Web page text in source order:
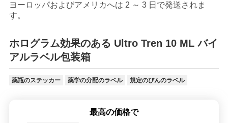
ヨーロッパおよびアメリカへは 2 ～ 3 日で発送されま
す。
ホログラム効果のある Ultro Tren 10 ML バイ
アルラベル包装箱
薬瓶のステッカー 薬学の分配のラベル 規定のびんのラベル
最高の価格で